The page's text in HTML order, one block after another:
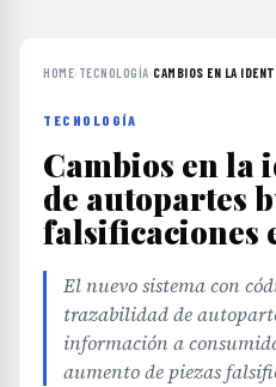
HOME› TECNOLOGÍA›CAMBIOS EN LA
TECNOLOGÍA
Cambios en la
de autopartes
falsificaciones
El nuevo sistema con
trazabilidad de
información a
aumento de piezas